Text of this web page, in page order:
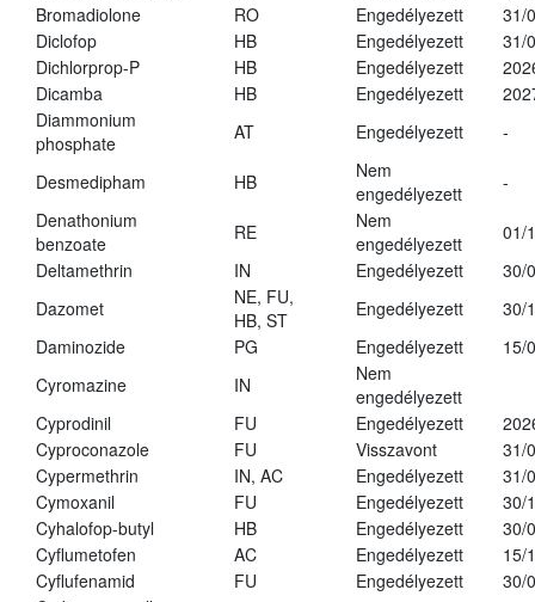
Bromadiolone
RO Engedélyezett
31/
Diclofop
HB Engedélyezett
31/
Dichlorprop-P
HB Engedélyezett
Dicamba
HB Engedélyezett
Diammonium
phosphate
AT Engedélyezett -
Desmedipham HB
Nem
engedélyezett
-
Denathonium
benzoate
RE
Nem
engedélyezett
01/
Deltamethrin
IN Engedélyezett
30/
Dazomet
NE, FU,
HB, ST
Engedélyezett
30/
Daminozide
PG Engedélyezett
15/
Cyromazine
IN
Nem
engedélyezett
Cyprodinil
FU Engedélyezett
Cyproconazole
FU Visszavont
31/
Cypermethrin
IN, AC Engedélyezett
31/
Cymoxanil
FU Engedélyezett
30/
Cyhalofop-butyl
HB Engedélyezett
30/
Cyflumetofen
AC Engedélyezett
15/
Cyflufenamid
FU Engedélyezett
30/